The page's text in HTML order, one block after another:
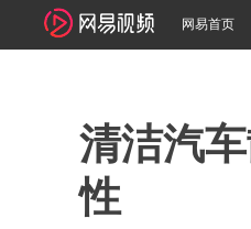
网易首页
清洁汽
性